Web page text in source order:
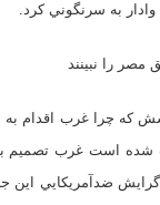
به سرنگوني كرد.
را نبينند
كه چرا غرب اقدام
است غرب تصميم‌
ضدآمريكايي